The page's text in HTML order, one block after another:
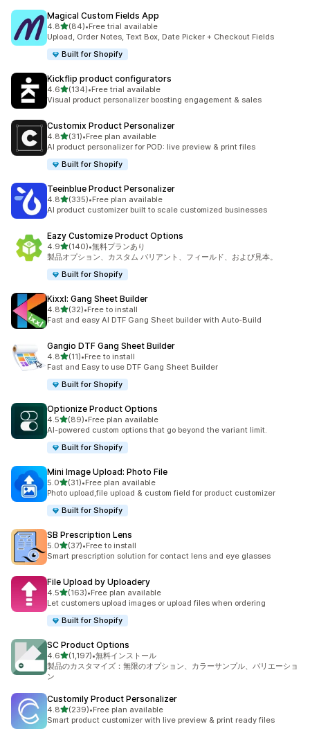
Magical Custom Fields App
4.85つ星中
(84)
合計レビュー数：84件
•Free trial available
Upload, Order Notes, Text Box, Date Picker + Checkout Fields
Built for Shopify
Kickflip product configurators
4.65つ星中
(134)
合計レビュー数：134件
•Free trial available
Visual product personalizer boosting engagement & sales
Customix Product Personalizer
4.85つ星中
(31)
合計レビュー数：31件
•Free plan available
AI product personalizer for POD: live preview & print files
Built for Shopify
Teeinblue Product Personalizer
4.85つ星中
(335)
合計レビュー数：335件
•Free plan available
AI product customizer built to scale customized businesses
Eazy Customize Product Options
4.95つ星中
(140)
合計レビュー数：140件
•無料プランあり
製品オプション、カスタム バリアント、フィールド、および見本。
Built for Shopify
Kixxl: Gang Sheet Builder
4.85つ星中
(32)
合計レビュー数：32件
•Free to install
Fast and easy AI DTF Gang Sheet builder with Auto-Build
Gangio DTF Gang Sheet Builder
4.85つ星中
(11)
合計レビュー数：11件
•Free to install
Fast and Easy to use DTF Gang Sheet Builder
Built for Shopify
Optionize Product Options
4.55つ星中
(89)
合計レビュー数：89件
•Free plan available
AI-powered custom options that go beyond the variant limit.
Built for Shopify
Mini Image Upload: Photo File
5.05つ星中
(31)
合計レビュー数：31件
•Free plan available
Photo upload,file upload & custom field for product customizer
Built for Shopify
SB Prescription Lens
5.05つ星中
(37)
合計レビュー数：37件
•Free to install
Smart prescription solution for contact lens and eye glasses
File Upload by Uploadery
4.55つ星中
(163)
合計レビュー数：163件
•Free plan available
Let customers upload images or upload files when ordering
Built for Shopify
SC Product Options
4.65つ星中
(1,197)
合計レビュー数：1197件
•無料インストール
製品のカスタマイズ：無限のオプション、カラーサンプル、バリエーショ
ン
Customily Product Personalizer
4.85つ星中
(239)
合計レビュー数：239件
•Free plan available
Smart product customizer with live preview & print ready files